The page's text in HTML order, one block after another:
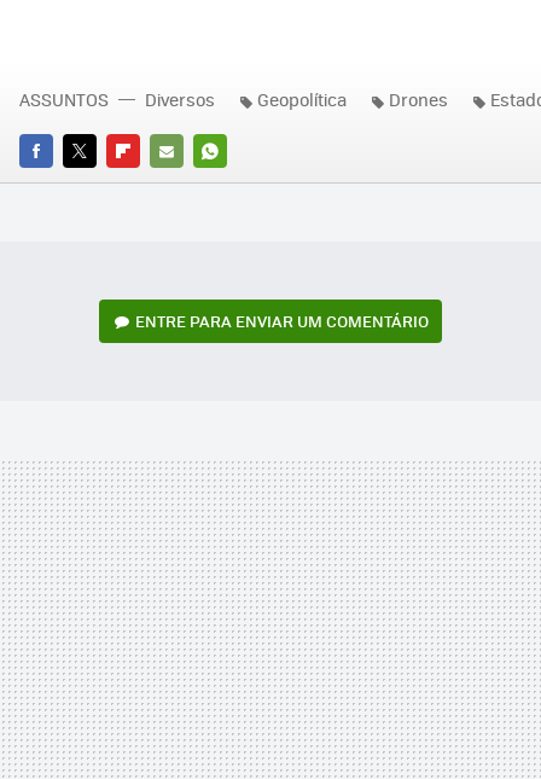
FACEBOOK
TWITTERFLIPBOARD
E-
WHATSAPP
ASSUNTOS Diversos Geopolítica Drones
ENTRE PARA ENVIAR UM COMENTÁRIO